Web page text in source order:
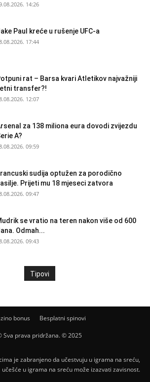
14:26
Paul kreće u rušenje UFC-a
17:44
rat – Barsa kvari Atletikov najvažniji
transfer?!
12:07
za 138 miliona eura dovodi zvijezdu
A?
09:59
sudija optužen za porodično
Prijeti mu 18 mjeseci zatvora
09:47
se vratio na teren nakon više od 600
Odmah...
09:43
Tipovi
bonus Besplatni spinovi
Sva prava pridržana. © 2025
je zabranjeno da učestvuju u igrama na sreću,
učešće u igrama na sreću može izazvati zavisnost.